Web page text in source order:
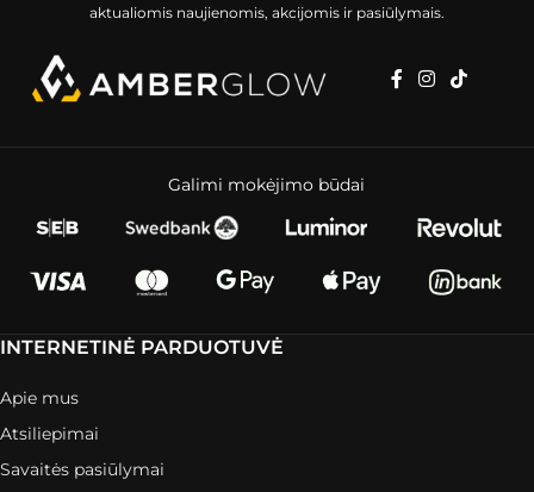
aktualiomis naujienomis, akcijomis ir pasiūlymais.
Galimi mokėjimo būdai
INTERNETINĖ PARDUOTUVĖ
Apie mus
Atsiliepimai
Savaitės pasiūlymai